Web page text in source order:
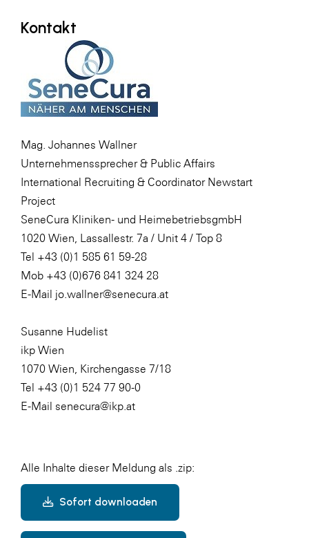
Kontakt
Mag. Johannes Wallner
Unternehmenssprecher & Public Affairs
International Recruiting & Coordinator Newstart
Project
SeneCura Kliniken- und HeimebetriebsgmbH
1020 Wien, Lassallestr. 7a / Unit 4 / Top 8
Tel +43 (0)1 585 61 59-28
Mob +43 (0)676 841 324 28
E-Mail jo.wallner@senecura.at
Susanne Hudelist
ikp Wien
1070 Wien, Kirchengasse 7/18
Tel +43 (0)1 524 77 90-0
E-Mail senecura@ikp.at
Alle Inhalte dieser Meldung als .zip:
Sofort downloaden